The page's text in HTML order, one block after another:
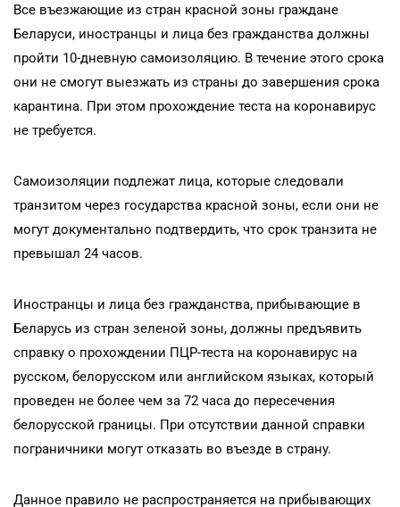
Все въезжающие из стран красной зоны граждане
Беларуси, иностранцы и лица без гражданства должны
пройти 10-дневную самоизоляцию. В течение этого срока
они не смогут выезжать из страны до завершения срока
карантина. При этом прохождение теста на коронавирус
не требуется.
Самоизоляции подлежат лица, которые следовали
транзитом через государства красной зоны, если они не
могут документально подтвердить, что срок транзита не
превышал 24 часов.
Иностранцы и лица без гражданства, прибывающие в
Беларусь из стран зеленой зоны, должны предъявить
справку о прохождении ПЦР-теста на коронавирус на
русском, белорусском или английском языках, который
проведен не более чем за 72 часа до пересечения
белорусской границы. При отсутствии данной справки
пограничники могут отказать во въезде в страну.
Данное правило не распространяется на прибывающих